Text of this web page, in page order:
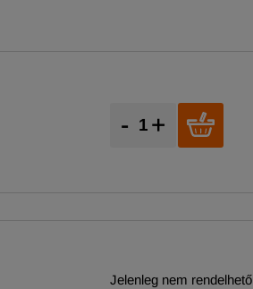
+
-
Jelenleg nem rendelhető